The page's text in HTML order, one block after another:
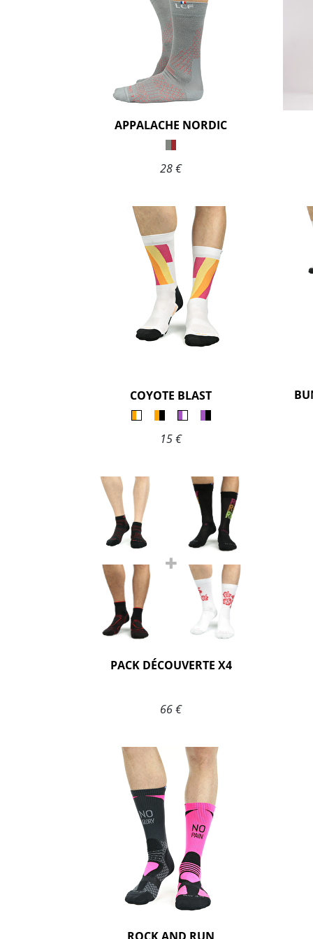
APPALACHE NORDIC
28 €
COYOTE BLAST
15 €
PACK DÉCOUVERTE X4
66 €